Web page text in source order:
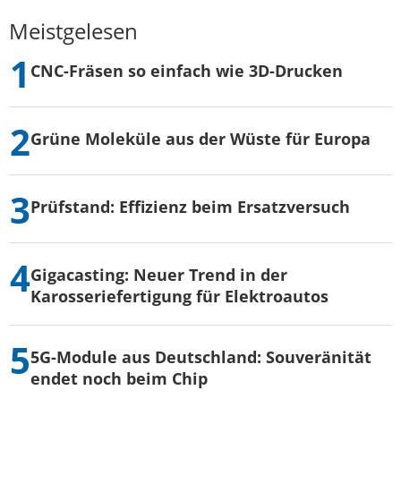
Meistgelesen
CNC-Fräsen so einfach wie 3D-Drucken
Grüne Moleküle aus der Wüste für Europa
Prüfstand: Effizienz beim Ersatzversuch
Gigacasting: Neuer Trend in der
Karosseriefertigung für Elektroautos
5G-Module aus Deutschland: Souveränität
endet noch beim Chip